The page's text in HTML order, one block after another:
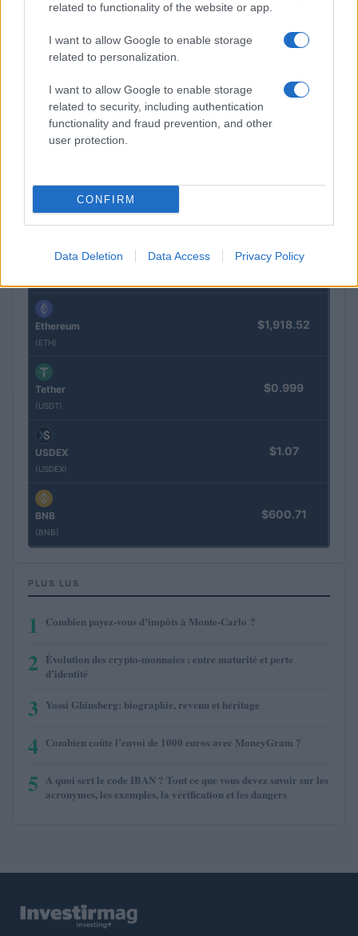
related to functionality of the website or app.
I want to allow Google to enable storage
related to personalization.
I want to allow Google to enable storage
related to security, including authentication
functionality and fraud prevention, and other
user protection.
CONFIRM
Data Deletion Data Access Privacy Policy
Stride Staked Injective $16.49
(FIBO)
EquityPay
(BTC)
VNST Stablecoin $0.000040
Ethereum
(ETH)
$1,918.52
Tether
(USDT)
$0.999
USDEX
(USDEX)
$1.07
BNB
(BNB)
$600.71
PLUS LUS
1 Combien payez-vous d’impôts à Monte-Carlo ?
2 Évolution des crypto-monnaies : entre maturité et perte
d’identité
3 Yossi Ghinsberg: biographie, revenu et héritage
4 Combien coûte l’envoi de 1000 euros avec MoneyGram ?
5 A quoi sert le code IBAN ? Tout ce que vous devez savoir sur les
acronymes, les exemples, la vérification et les dangers